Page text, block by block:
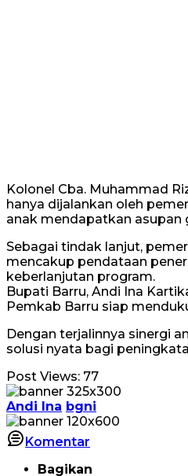
Kolonel Cba. Muhammad
hanya dijalankan oleh
anak mendapatkan asupan
Sebagai tindak lanjut,
mencakup pendataan
keberlanjutan program.
Bupati Barru, Andi Ina
Pemkab Barru siap
Dengan terjalinnya sinergi
solusi nyata bagi
Post Views: 77
Andi Ina bgni
Komentar
Bagikan